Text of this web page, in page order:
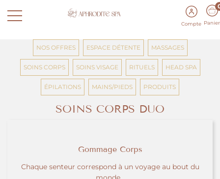
Compte Panier
NOS OFFRES ESPACE DÉTENTE MASSAGES
SOINS CORPS SOINS VISAGE RITUELS HEAD SPA
ÉPILATIONS MAINS/PIEDS PRODUITS
SOINS CORPS DUO
Gommage Corps
Chaque senteur correspond à un voyage au bout du